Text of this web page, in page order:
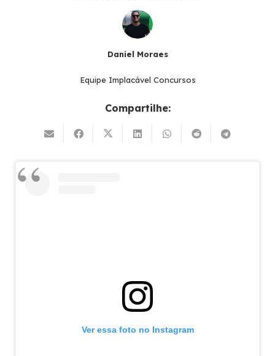
Daniel Moraes
Equipe Implacável Concursos
Compartilhe:
Ver essa foto no Instagram